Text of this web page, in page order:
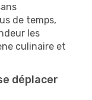
de temps,
les
culinaire et
déplacer